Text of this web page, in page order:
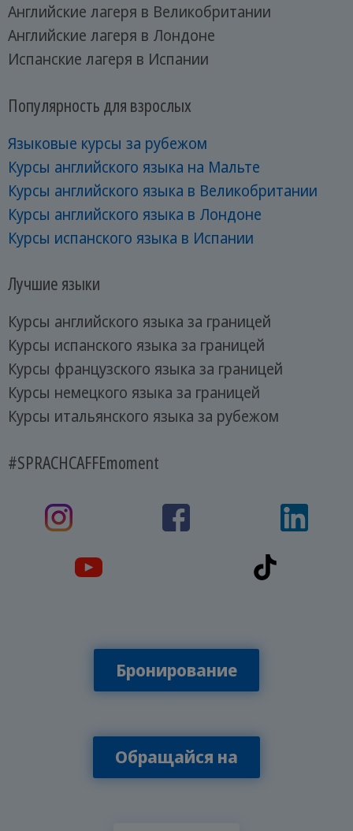
Английские лагеря в Великобритании
Английские лагеря в Лондоне
Испанские лагеря в Испании
Популярность для взрослых
Языковые курсы за рубежом
Курсы английского языка на Мальте
Курсы английского языка в Великобритании
Курсы английского языка в Лондоне
Курсы испанского языка в Испании
Лучшие языки
Курсы английского языка за границей
Курсы испанского языка за границей
Курсы французского языка за границей
Курсы немецкого языка за границей
Курсы итальянского языка за рубежом
#SPRACHCAFFEmoment
Бронирование
Обращайся на